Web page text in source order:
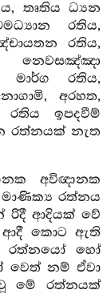
තෘතිය ධ්‍යන
රතිය,
රතිය,
මාර්ග රතිය,
අරහත,
ඉපදවීම්
රත්නයක් නැත
අවිඥානක
මාණික්‍ය රත්නය
රිදී ආදියක් වේ
ආදී කොට ඇති
රත්නයෝ හෝ
වෙත් නම් ඒවා
මේ රත්නයක්